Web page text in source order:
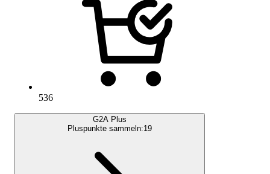
536
G2A Plus
Pluspunkte sammeln:19